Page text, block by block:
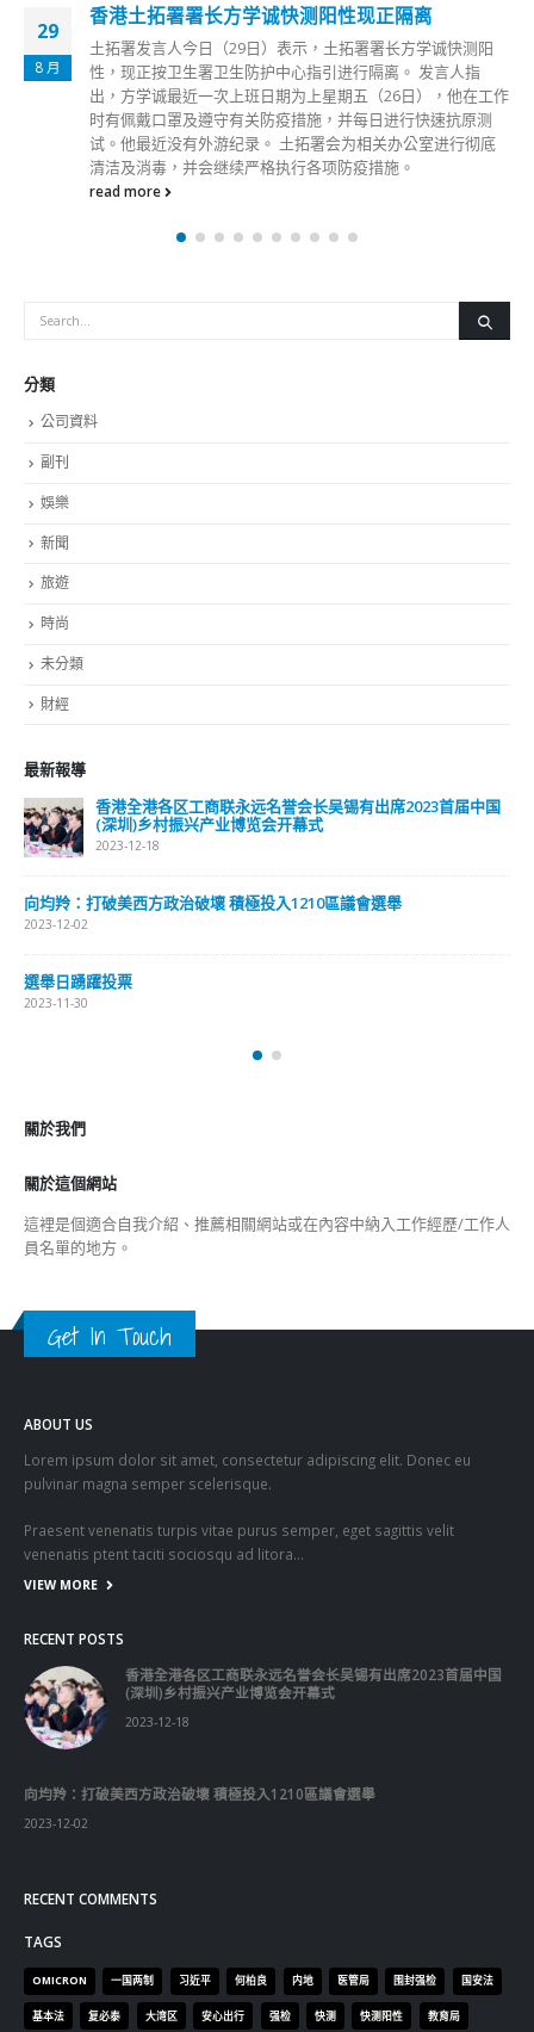
29
8 月
香港土拓署署长方学诚快测阳性现正隔离
土拓署发言人今日（29日）表示，土拓署署长方学诚快测阳
性，现正按卫生署卫生防护中心指引进行隔离。 发言人指
出，方学诚最近一次上班日期为上星期五（26日），他在工作
时有佩戴口罩及遵守有关防疫措施，并每日进行快速抗原测
试。他最近没有外游纪录。 土拓署会为相关办公室进行彻底
清洁及消毒，并会继续严格执行各项防疫措施。
read more
分類
公司資料
副刊
娛樂
新聞
旅遊
時尚
未分類
財經
最新報導
香港全港各区工商联永远名誉会长吴锡有出席2023首届中国
(深圳)乡村振兴产业博览会开幕式
2023-12-18
向均羚：打破美西方政治破壞 積極投入1210區議會選舉
2023-12-02
選舉日踴躍投票
2023-11-30
關於我們
關於這個網站
這裡是個適合自我介紹、推薦相關網站或在內容中納入工作經歷/工作人
員名單的地方。
Get In Touch
ABOUT US
Lorem ipsum dolor sit amet, consectetur adipiscing elit. Donec eu
pulvinar magna semper scelerisque.
Praesent venenatis turpis vitae purus semper, eget sagittis velit
venenatis ptent taciti sociosqu ad litora…
VIEW MORE
RECENT POSTS
香港全港各区工商联永远名誉会长吴锡有出席2023首届中国
(深圳)乡村振兴产业博览会开幕式
2023-12-18
向均羚：打破美西方政治破壞 積極投入1210區議會選舉
2023-12-02
RECENT COMMENTS
TAGS
OMICRON 一国两制 习近平 何柏良 内地 医管局 围封强检 国安法
基本法 复必泰 大湾区 安心出行 强检 快测 快测阳性 教育局